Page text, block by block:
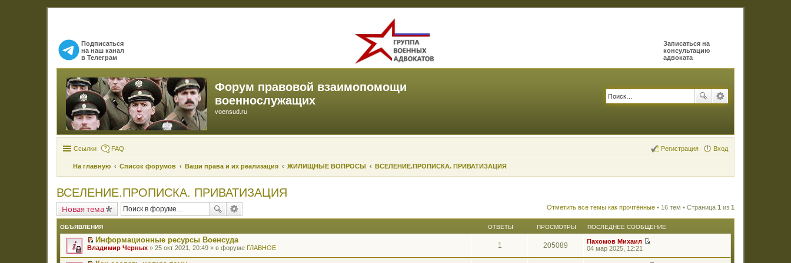
Подписаться
на наш канал
в Телеграм
Записаться на
консультацию
адвоката
Форум правовой взаимопомощи
военнослужащих
voensud.ru
Ссылки FAQ Вход
Регистрация
На главную Список форумов Ваши права и их реализация ЖИЛИЩНЫЕ ВОПРОСЫ ВСЕЛЕНИЕ.ПРОПИСКА. ПРИВАТИЗАЦИЯ
ВСЕЛЕНИЕ.ПРОПИСКА. ПРИВАТИЗАЦИЯ
Новая тема Отметить все темы как прочтённые • 16 тем • Страница 1 из 1
ОБЪЯВЛЕНИЯ ОТВЕТЫ ПРОСМОТРЫ ПОСЛЕДНЕЕ СООБЩЕНИЕ
П
р
Информационные ресурсы Военсуда
Владимир Черных » 25 окт 2021, 20:49 » в форуме ГЛАВНОЕ 1 205089
Пахомов Михаил
р
04 мар 2025, 12:21